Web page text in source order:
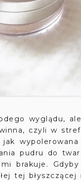
wyglądu, ale
czyli w
wypolerowana
pudru do
brakuje.
tej